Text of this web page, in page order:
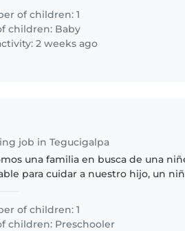
, cuidadosa..
of children: 1
children: Baby
2 weeks ago
job in Tegucigalpa
una familia en busca de una
para cuidar a nuestro hijo, un
of children: 1
children: Preschooler